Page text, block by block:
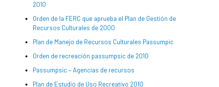
2010
Orden de la FERC que aprueba el Plan de Gestión de
Recursos Culturales de 2000
Plan de Manejo de Recursos Culturales Passumpic
Orden de recreación passumpsic de 2010
Passumpsic – Agencias de recursos
Plan de Estudio de Uso Recreativo 2010